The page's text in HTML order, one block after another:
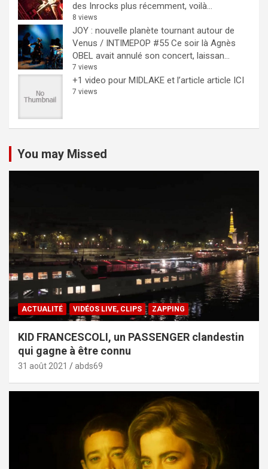
des Inrocks plus récemment, voilà...
8 views
JOY : nouvelle planète tournant autour de
Venus / INTIMEPOP #55 Ce soir là Agnès
OBEL avait annulé son concert, laissan...
7 views
+1 video pour MIDLAKE et l’article article ICI
7 views
You may Missed
ACTUALITÉ VIDÉOS LIVE, CLIPS ZAPPING
KID FRANCESCOLI, un PASSENGER clandestin
qui gagne à être connu
31 août 2021 abds69